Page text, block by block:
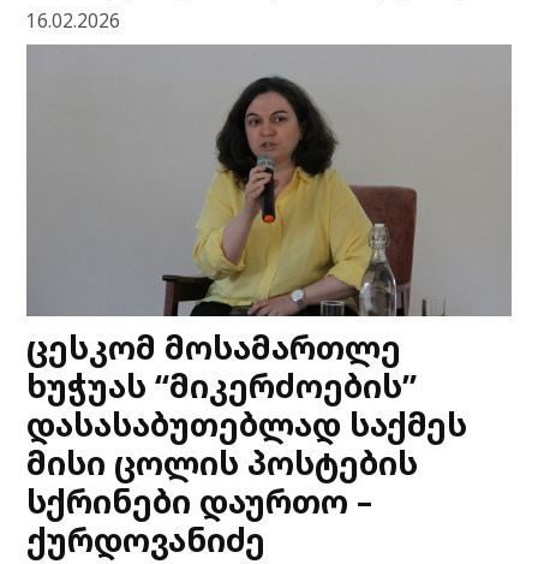
16.02.2026
ცესკომ მოსამართლე
ხუჭუას “მიკერძოების”
დასასაბუთებლად საქმეს
მისი ცოლის პოსტების
სქრინები დაურთო –
ქურდოვანიძე